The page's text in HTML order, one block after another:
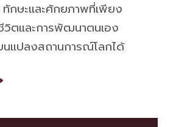
กษะและศักยภาพที่เพียง
ตและการพัฒนาตนเอง
นแปลงสถานการณ์โลกได้